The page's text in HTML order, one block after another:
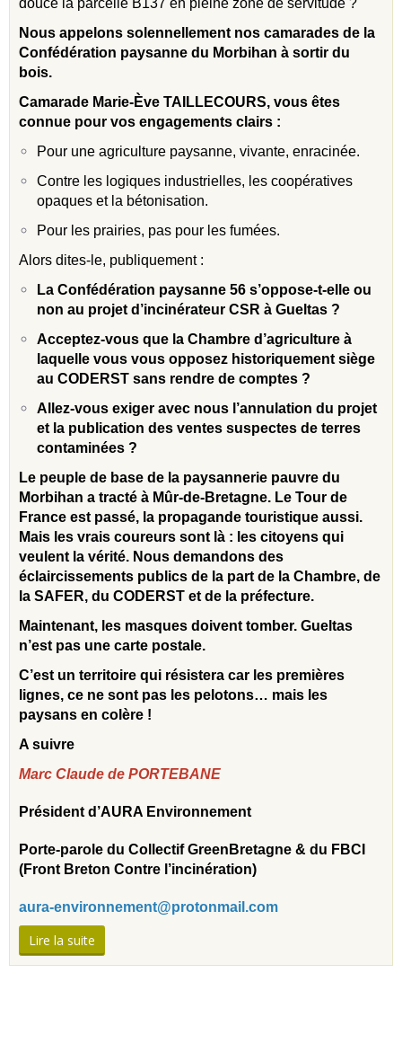
douce la parcelle B137 en pleine zone de servitude ?
Nous appelons solennellement nos camarades de la
Confédération paysanne du Morbihan à sortir du
bois.
Camarade Marie-Ève TAILLECOURS, vous êtes
connue pour vos engagements clairs :
Pour une agriculture paysanne, vivante, enracinée.
Contre les logiques industrielles, les coopératives
opaques et la bétonisation.
Pour les prairies, pas pour les fumées.
Alors dites-le, publiquement :
La Confédération paysanne 56 s’oppose-t-elle ou
non au projet d’incinérateur CSR à Gueltas ?
Acceptez-vous que la Chambre d’agriculture à
laquelle vous vous opposez historiquement siège
au CODERST sans rendre de comptes ?
Allez-vous exiger avec nous l’annulation du projet
et la publication des ventes suspectes de terres
contaminées ?
Le peuple de base de la paysannerie pauvre du
Morbihan a tracté à Mûr-de-Bretagne. Le Tour de
France est passé, la propagande touristique aussi.
Mais les vrais coureurs sont là : les citoyens qui
veulent la vérité. Nous demandons des
éclaircissements publics de la part de la Chambre, de
la SAFER, du CODERST et de la préfecture.
Maintenant, les masques doivent tomber. Gueltas
n’est pas une carte postale.
C’est un territoire qui résistera car les premières
lignes, ce ne sont pas les pelotons… mais les
paysans en colère !
A suivre
Marc Claude de PORTEBANE
Président d’AURA Environnement
Porte-parole du Collectif GreenBretagne & du FBCI
(Front Breton Contre l’incinération)
aura-environnement@protonmail.com
Lire la suite